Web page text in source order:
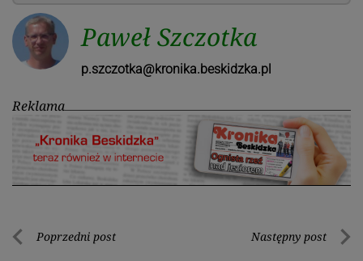
Paweł Szczotka
p.szczotka@kronika.beskidzka.pl
Reklama
Nawigacja
Poprzedni post Następny post